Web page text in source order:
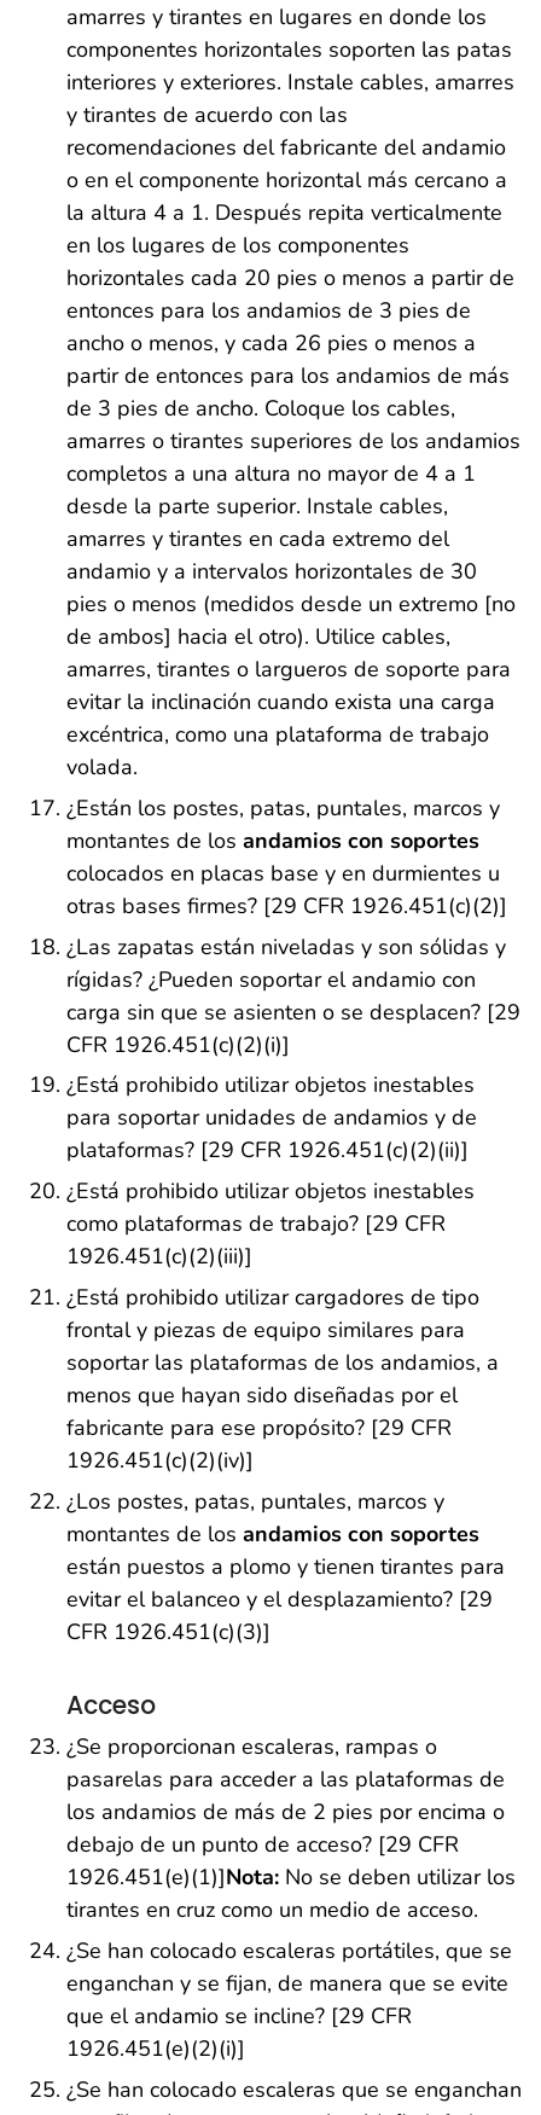
amarres y tirantes en lugares en donde los
componentes horizontales soporten las patas
interiores y exteriores. Instale cables, amarres
y tirantes de acuerdo con las
recomendaciones del fabricante del andamio
o en el componente horizontal más cercano a
la altura 4 a 1. Después repita verticalmente
en los lugares de los componentes
horizontales cada 20 pies o menos a partir de
entonces para los andamios de 3 pies de
ancho o menos, y cada 26 pies o menos a
partir de entonces para los andamios de más
de 3 pies de ancho. Coloque los cables,
amarres o tirantes superiores de los andamios
completos a una altura no mayor de 4 a 1
desde la parte superior. Instale cables,
amarres y tirantes en cada extremo del
andamio y a intervalos horizontales de 30
pies o menos (medidos desde un extremo [no
de ambos] hacia el otro). Utilice cables,
amarres, tirantes o largueros de soporte para
evitar la inclinación cuando exista una carga
excéntrica, como una plataforma de trabajo
volada.
¿Están los postes, patas, puntales, marcos y
montantes de los andamios con soportes
colocados en placas base y en durmientes u
otras bases firmes? [29 CFR 1926.451(c)(2)]
¿Las zapatas están niveladas y son sólidas y
rígidas? ¿Pueden soportar el andamio con
carga sin que se asienten o se desplacen? [29
CFR 1926.451(c)(2)(i)]
¿Está prohibido utilizar objetos inestables
para soportar unidades de andamios y de
plataformas? [29 CFR 1926.451(c)(2)(ii)]
¿Está prohibido utilizar objetos inestables
como plataformas de trabajo? [29 CFR
1926.451(c)(2)(iii)]
¿Está prohibido utilizar cargadores de tipo
frontal y piezas de equipo similares para
soportar las plataformas de los andamios, a
menos que hayan sido diseñadas por el
fabricante para ese propósito? [29 CFR
1926.451(c)(2)(iv)]
¿Los postes, patas, puntales, marcos y
montantes de los andamios con soportes
están puestos a plomo y tienen tirantes para
evitar el balanceo y el desplazamiento? [29
CFR 1926.451(c)(3)]
Acceso
¿Se proporcionan escaleras, rampas o
pasarelas para acceder a las plataformas de
los andamios de más de 2 pies por encima o
debajo de un punto de acceso? [29 CFR
1926.451(e)(1)]Nota: No se deben utilizar los
tirantes en cruz como un medio de acceso.
¿Se han colocado escaleras portátiles, que se
enganchan y se fijan, de manera que se evite
que el andamio se incline? [29 CFR
1926.451(e)(2)(i)]
¿Se han colocado escaleras que se enganchan